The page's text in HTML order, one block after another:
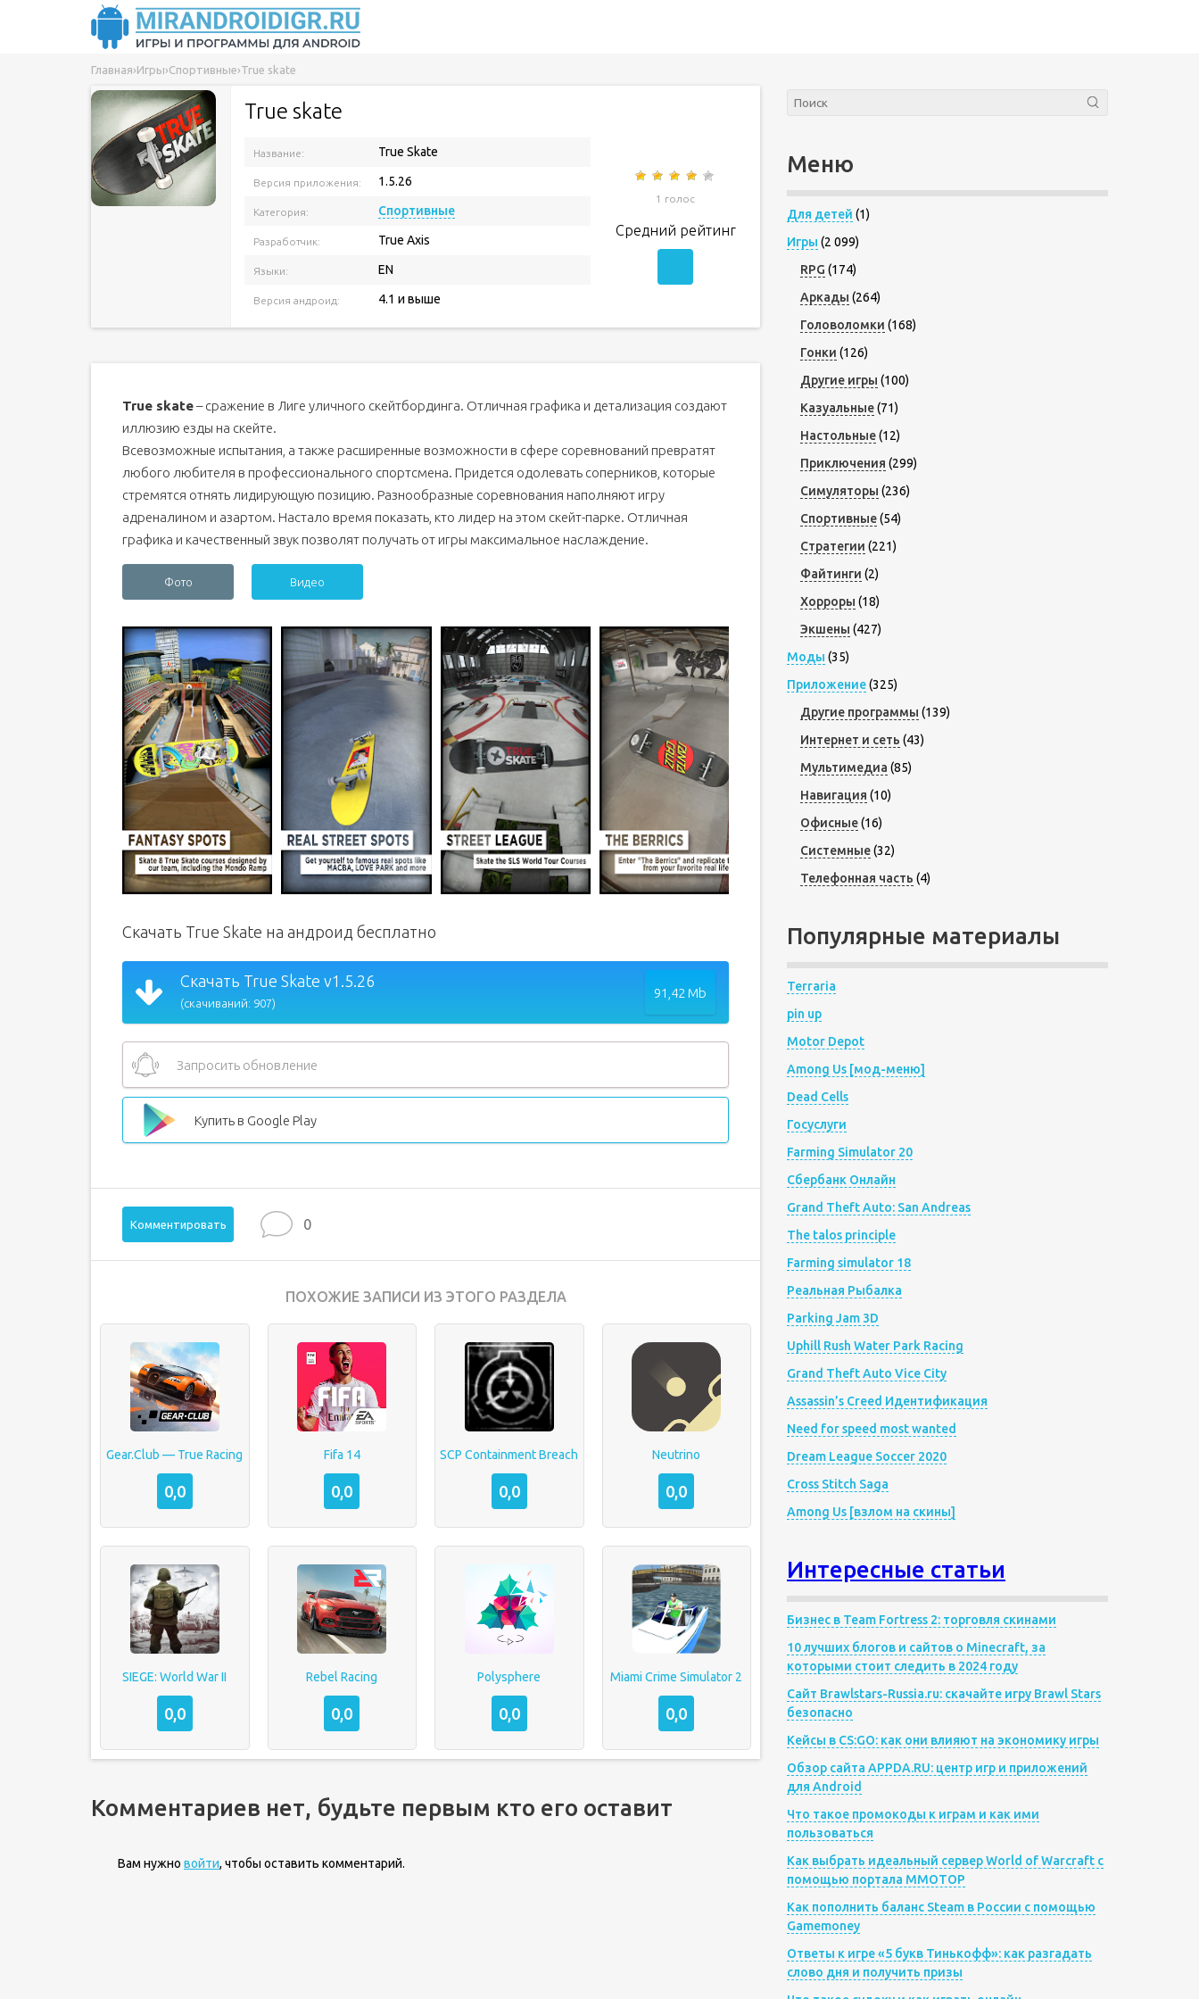
Главная›Игры›Спортивные›True skate
True skate
Название: True Skate
Версия приложения: 1.5.26
Категория: Спортивные
Разработчик: True Axis
Языки: EN
Версия андроид: 4.1 и выше
1 голос
Средний рейтинг
True skate– сражение в Лиге уличного скейтбординга. Отличная графика и детализация создают
иллюзию езды на скейте.
Всевозможные испытания, а также расширенные возможности в сфере соревнований превратят
любого любителя в профессионального спортсмена. Придется одолевать соперников, которые
стремятся отнять лидирующую позицию. Разнообразные соревнования наполняют игру
адреналином и азартом. Настало время показать, кто лидер на этом скейт-парке. Отличная
графика и качественный звук позволят получать от игры максимальное наслаждение.
Фото Видео
Скачать True Skate на андроид бесплатно
Скачать True Skate v1.5.26
(скачиваний: 907)
91,42 Mb
Запросить обновление
Купить в Google Play
Комментировать 0
ПОХОЖИЕ ЗАПИСИ ИЗ ЭТОГО РАЗДЕЛА
Gear.Club — True Racing
0,0
Fifa 14
0,0
SCP Containment Breach
0,0
Neutrino
0,0
SIEGE: World War II
0,0
Rebel Racing
0,0
Polysphere
0,0
Miami Crime Simulator 2
0,0
Комментариев нет, будьте первым кто его оставит
Вам нужно войти, чтобы оставить комментарий.
Меню
Для детей (1)
Игры (2 099)
RPG (174)
Аркады (264)
Головоломки (168)
Гонки (126)
Другие игры (100)
Казуальные(71)
Настольные(12)
Приключения (299)
Симуляторы (236)
Спортивные(54)
Стратегии (221)
Файтинги (2)
Хорроры (18)
Экшены (427)
Моды (35)
Приложение(325)
Другие программы (139)
Интернет и сеть (43)
Мультимедиа (85)
Навигация (10)
Офисные(16)
Системные(32)
Телефонная часть (4)
Популярные материалы
Terraria
pin up
Motor Depot
Among Us [мод-меню]
Dead Cells
Госуслуги
Farming Simulator 20
Сбербанк Онлайн
Grand Theft Auto: San Andreas
The talos principle
Farming simulator 18
Реальная Рыбалка
Parking Jam 3D
Uphill Rush Water Park Racing
Grand Theft Auto Vice City
Assassin’s Creed Идентификация
Need for speed most wanted
Dream League Soccer 2020
Cross Stitch Saga
Among Us [взлом на скины]
Интересные статьи
Бизнес в Team Fortress 2: торговля скинами
10 лучших блогов и сайтов о Minecraft, за
которыми стоит следить в 2024 году
Сайт Brawlstars-Russia.ru: скачайте игру Brawl Stars
безопасно
Кейсы в CS:GO: как они влияют на экономику игры
Обзор сайта APPDA.RU: центр игр и приложений
для Android
Что такое промокоды к играм и как ими
пользоваться
Как выбрать идеальный сервер World of Warcraft с
помощью портала MMOTOP
Как пополнить баланс Steam в России с помощью
Gamemoney
Ответы к игре «5 букв Тинькофф»: как разгадать
слово дня и получить призы